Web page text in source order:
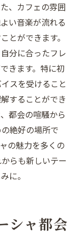
、カフェの雰囲
い音楽が流れる
とができます。
分に合ったフレ
きます。特に初
スを受けること
することができ
都会の喧騒から
絶好の場所で
の魅力を多くの
らも新しいテー
に。
シャ都会